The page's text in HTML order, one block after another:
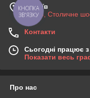
м. Київ
03045, Столичне
Контакти
Сьогодні працює
Показати весь
Про нас
КНОПКА
ЗВ'ЯЗКУ